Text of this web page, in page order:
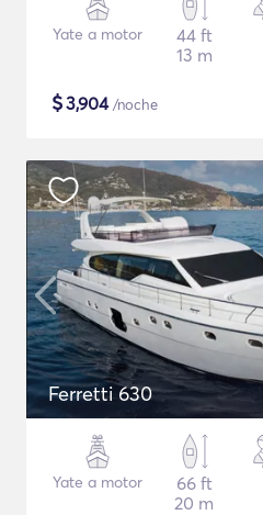
Yate a motor
44 ft
13 m
$3,904/noche
Ferretti 630
Yate a motor
66 ft
20 m